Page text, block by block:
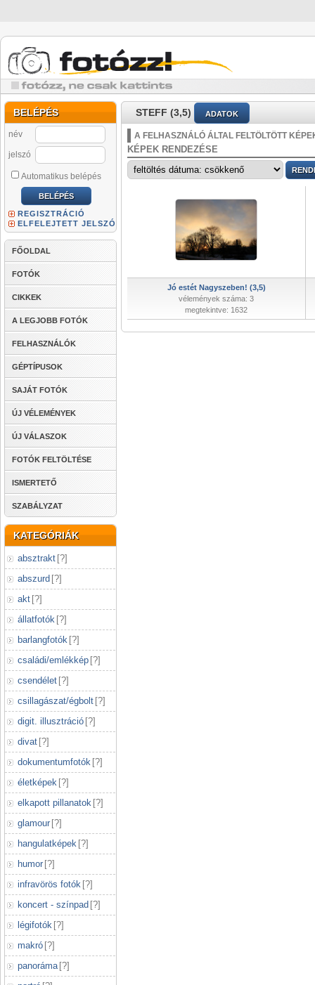
BELÉPÉS
név
jelszó
Automatikus belépés
REGISZTRÁCIÓ
ELFELEJTETT JELSZÓ
FŐOLDAL
FOTÓK
CIKKEK
A LEGJOBB FOTÓK
FELHASZNÁLÓK
GÉPTÍPUSOK
SAJÁT FOTÓK
ÚJ VÉLEMÉNYEK
ÚJ VÁLASZOK
FOTÓK FELTÖLTÉSE
ISMERTETŐ
SZABÁLYZAT
KATEGÓRIÁK
absztrakt [?]
abszurd [?]
akt [?]
állatfotók [?]
barlangfotók [?]
családi/emlékkép [?]
csendélet [?]
csillagászat/égbolt [?]
digit. illusztráció [?]
divat [?]
dokumentumfotók [?]
életképek [?]
elkapott pillanatok [?]
glamour [?]
hangulatképek [?]
humor [?]
infravörös fotók [?]
koncert - színpad [?]
légifotók [?]
makró [?]
panoráma [?]
STEFF (3,5) ADATOK
A FELHASZNÁLÓ ÁLTAL FELTÖLTÖTT
KÉPEK RENDEZÉSE
Jó estét Nagyszeben! (3,5)
vélemények száma: 3
megtekintve: 1632